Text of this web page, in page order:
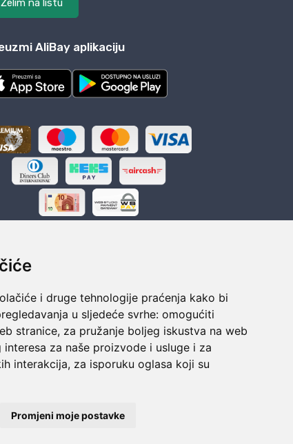
i druge tehnologije praćenja kako bi
u sljedeće svrhe: omogućiti
stranice, za pružanje boljeg iskustva na web
interesa za naše proizvode i usluge i za
interakcija, za isporuku oglasa koji su
Promjeni moje postavke
Želim na listu
AliBay aplikaciju
Sigurno obročno plaćanje
Do 24 rata bez kamata